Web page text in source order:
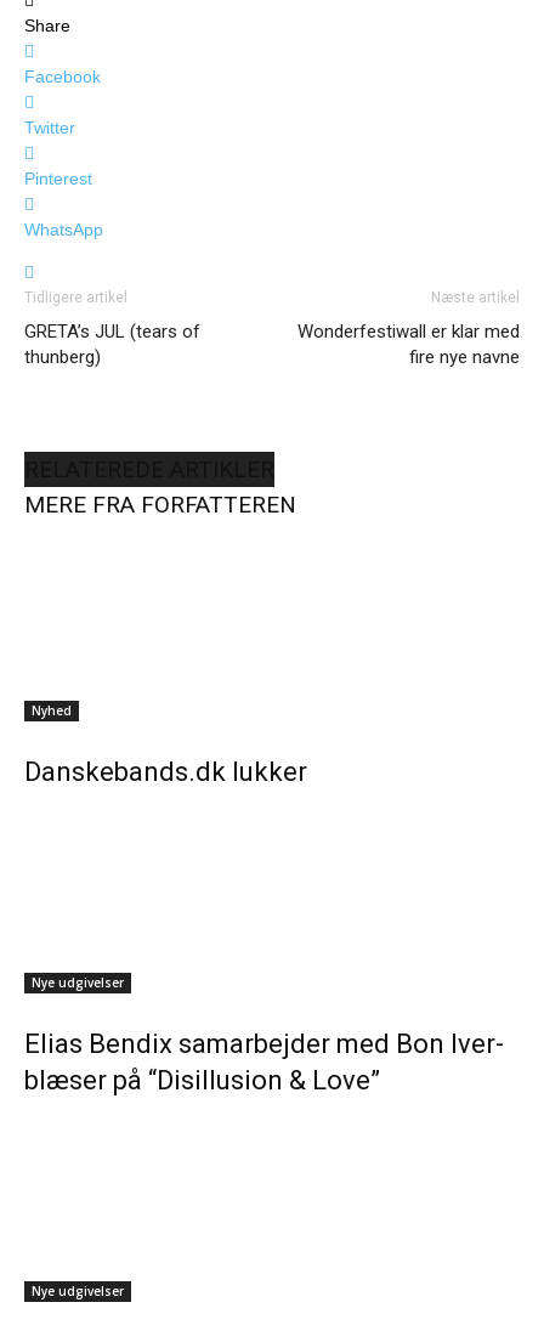
Share
Facebook
Twitter
Pinterest
WhatsApp
Tidligere artikel
GRETA’s JUL (tears of
thunberg)
Næste artikel
Wonderfestiwall er klar med
fire nye navne
MERE FRA FORFATTEREN
Nyhed
Danskebands.dk lukker
Nye udgivelser
Elias Bendix samarbejder med Bon Iver-
blæser på “Disillusion & Love”
Nye udgivelser